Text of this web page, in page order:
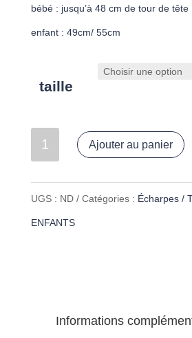
bébé : jusqu’à 48 cm de tour de tête
enfant : 49cm/ 55cm
taille
quantité
de
Cache-
Ajouter au panier
UGS : ND Catégories : Écharpes /
ENFANTS
Informations